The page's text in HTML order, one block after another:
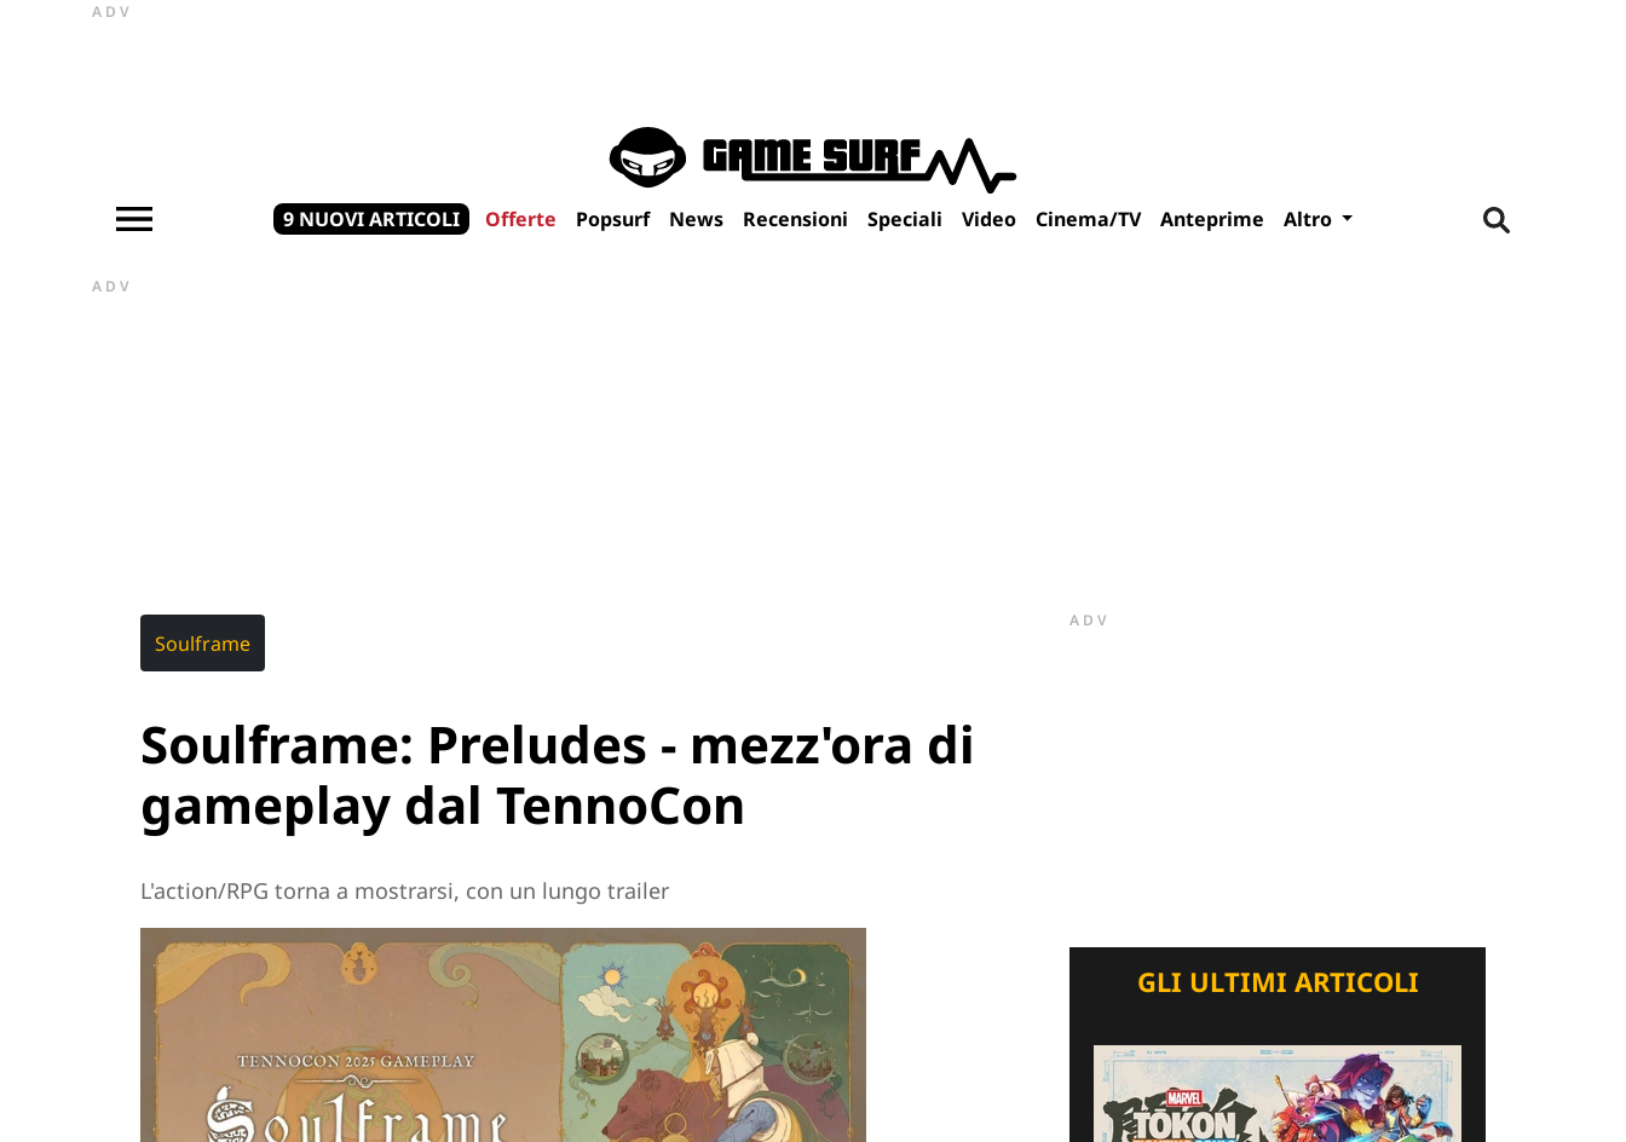
ADV
9 NUOVI ARTICOLI Offerte Popsurf News Recensioni Speciali Video Cinema/TV Anteprime Altro
ADV
Soulframe
Soulframe: Preludes - mezz'ora di
gameplay dal TennoCon
L'action/RPG torna a mostrarsi, con un lungo trailer
ADV
GLI ULTIMI ARTICOLI